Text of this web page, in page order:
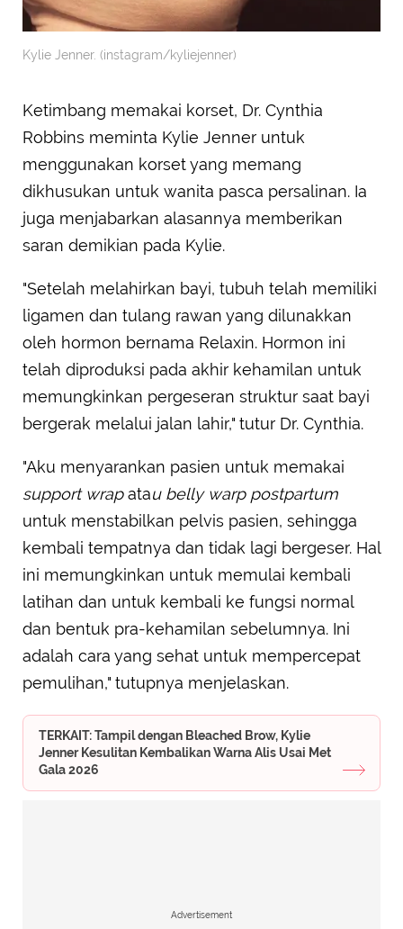
Kylie Jenner. (instagram/kyliejenner)
Ketimbang memakai korset, Dr. Cynthia
Robbins meminta Kylie Jenner untuk
menggunakan korset yang memang
dikhusukan untuk wanita pasca persalinan. Ia
juga menjabarkan alasannya memberikan
saran demikian pada Kylie.
"Setelah melahirkan bayi, tubuh telah memiliki
ligamen dan tulang rawan yang dilunakkan
oleh hormon bernama Relaxin. Hormon ini
telah diproduksi pada akhir kehamilan untuk
memungkinkan pergeseran struktur saat bayi
bergerak melalui jalan lahir," tutur Dr. Cynthia.
"Aku menyarankan pasien untuk memakai
support wrapatau belly warp postpartum
untuk menstabilkan pelvis pasien, sehingga
kembali tempatnya dan tidak lagi bergeser. Hal
ini memungkinkan untuk memulai kembali
latihan dan untuk kembali ke fungsi normal
dan bentuk pra-kehamilan sebelumnya. Ini
adalah cara yang sehat untuk mempercepat
pemulihan," tutupnya menjelaskan.
TERKAIT: Tampil dengan Bleached Brow, Kylie
Jenner Kesulitan Kembalikan Warna Alis Usai Met
Gala 2026
Advertisement